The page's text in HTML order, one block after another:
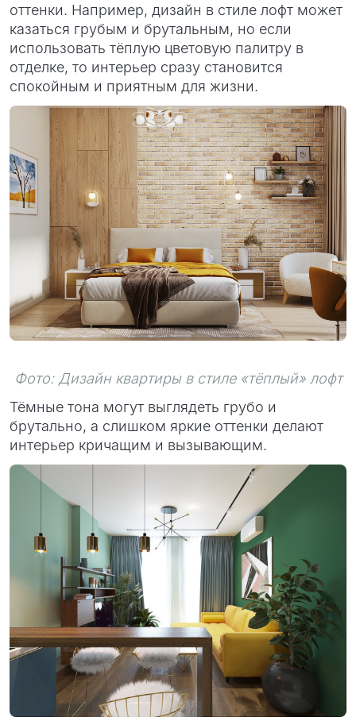
оттенки. Например, дизайн в стиле лофт может
казаться грубым и брутальным, но если
использовать тёплую цветовую палитру в
отделке, то интерьер сразу становится
спокойным и приятным для жизни.
Фото: Дизайн квартиры в стиле «тёплый» лофт
Тёмные тона могут выглядеть грубо и
брутально, а слишком яркие оттенки делают
интерьер кричащим и вызывающим.